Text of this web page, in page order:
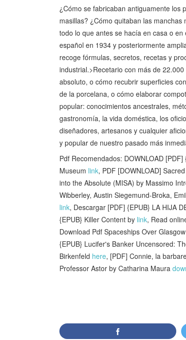
¿Cómo se fabricaban antiguamente los
masillas? ¿Cómo quitaban las
todo lo que antes se hacía en casa o
español en 1934 y posteriormente
recoge fórmulas, secretos, recetas y
industrial.>Recetario con más de
absoluto, o cómo recubrir superficies
de la porcelana, o cómo elaborar
popular: conocimientos ancestrales,
gastronomía, la vida doméstica, los
diseñadores, artesanos y cualquier
y popular de nuestro pasado más
Pdf Recomendados: DOWNLOAD
Museum link, PDF [DOWNLOAD]
into the Absolute (MISA) by Massimo
Wibberley, Austin Siegemund-Broka,
link, Descargar [PDF] {EPUB} LA HIJA
{EPUB} Killer Content by link, Read
Download Pdf Spaceships Over
{EPUB} Lucifer's Banker Uncensored:
Birkenfeld here, [PDF] Connie, la
Professor Astor by Catharina Maura